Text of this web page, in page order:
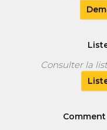
Consulter la